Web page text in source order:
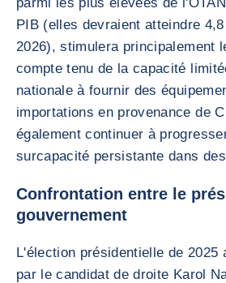
PIB (elles devraient atteindre
2026), stimulera principalement
compte tenu de la capacité
nationale à fournir des
importations en provenance de
également continuer à
surcapacité persistante dans
Confrontation entre le
gouvernement
L'élection présidentielle de 2025
par le candidat de droite Karol